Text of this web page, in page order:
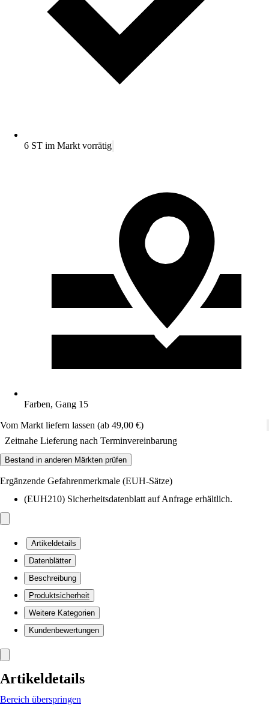
6 ST im Markt vorrätig
Farben, Gang 15
Vom Markt liefern lassen (ab 49,00 €)
Zeitnahe Lieferung nach Terminvereinbarung
Bestand in anderen Märkten prüfen
Ergänzende Gefahrenmerkmale (EUH-Sätze)
(EUH210) Sicherheitsdatenblatt auf Anfrage erhältlich.
Artikeldetails
Datenblätter
Beschreibung
Produktsicherheit
Weitere Kategorien
Kundenbewertungen
Artikeldetails
Bereich überspringen